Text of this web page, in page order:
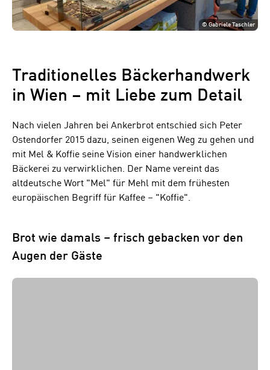
©Gabriele Taschler
Traditionelles Bäckerhandwerk
in Wien – mit Liebe zum Detail
Nach vielen Jahren bei Ankerbrot entschied sich Peter
Ostendorfer 2015 dazu, seinen eigenen Weg zu gehen und
mit Mel & Koffie seine Vision einer handwerklichen
Bäckerei zu verwirklichen. Der Name vereint das
altdeutsche Wort "Mel" für Mehl mit dem frühesten
europäischen Begriff für Kaffee – "Koffie".
Brot wie damals – frisch gebacken vor den
Augen der Gäste